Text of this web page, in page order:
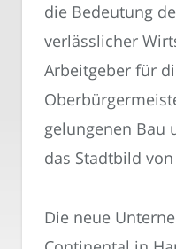
die Bedeutung
verlässlicher
Arbeitgeber für
gelungenen Bau
das Stadtbild
Die neue